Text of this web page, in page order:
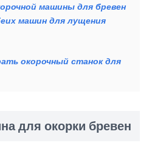
машины для бревен
машин для лущения
окорочный станок для
для окорки бревен